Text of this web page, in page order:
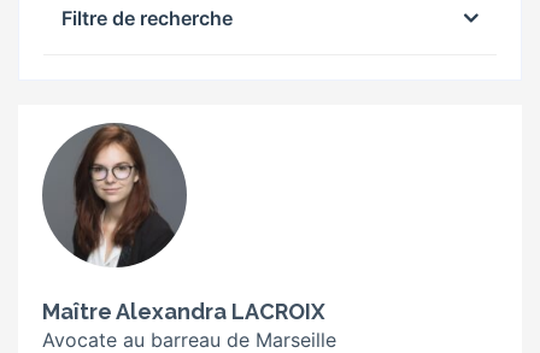
Filtre de recherche
Maître Alexandra LACROIX
Avocate au barreau de Marseille